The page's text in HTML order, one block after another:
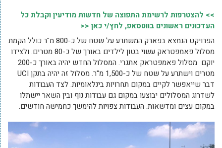
>> להצטרפות לרשימת התפוצה של חדשות מודיעין וקבלת כל
העדכונים ראשונים בווטסאפ, לחץ/י כאן <<
הפרויקט הנמצא בפארק המשתרע על שטח של כ-800 מ"ר כולל הקמת
מסלול פאמפטראק עשוי בטון לילדים באורך של כ-80 מטרים. ולצידו
יוקם מסלול פאמפטראק אתגרי. המסלול החדש יהיה באורך כ-200
מטרים וישתרע על שטח של כ-1,500 מ"ר. מסלול זה יהיה בתקן UCI
דבר שייאפשר לקיים במקום תחרויות בינלאומיות. לצד העבודות
לשדרוג המסלולים יבוצעו במקום גם עבודות נוף ובין השאר יישתלו
במקום עצים ומדשאות. העבודות צפויות להימשך כחמישה חודשים.